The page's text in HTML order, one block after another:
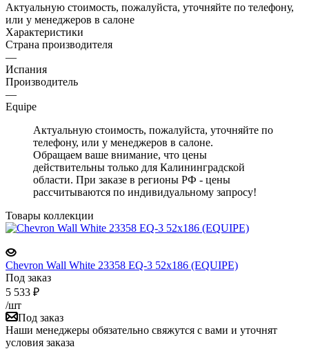
Актуальную стоимость, пожалуйста, уточняйте по телефону,
или у менеджеров в салоне
Характеристики
Страна производителя
—
Испания
Производитель
—
Equipe
Актуальную стоимость, пожалуйста, уточняйте по
телефону, или у менеджеров в салоне.
Обращаем ваше внимание, что цены
действительны только для Калининградской
области. При заказе в регионы РФ - цены
рассчитываются по индивидуальному запросу!
Товары коллекции
Chevron Wall White 23358 EQ-3 52x186 (EQUIPE)
Под заказ
5 533 ₽
/шт
Под заказ
Наши менеджеры обязательно свяжутся с вами и уточнят
условия заказа